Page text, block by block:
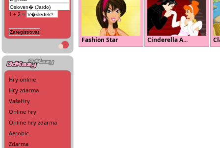
1 + 2 =
Hry online
Hry zdarma
VašeHry
Online hry
Online hry zdarma
Aerobic
Zdarma
Fashion Star Cinderella A...